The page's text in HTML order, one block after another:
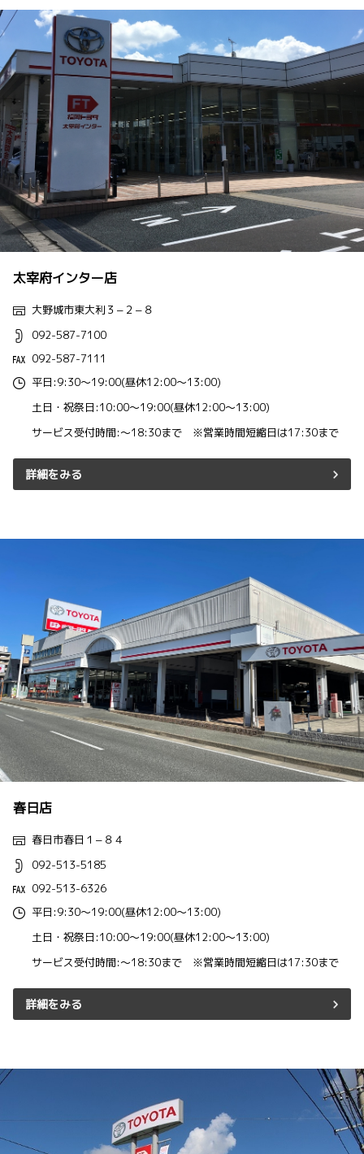
太宰府インター店
大野城市東大利３−２−８
092-587-7100
092-587-7111
平日:9:30～19:00(昼休12:00～13:00)
土日・祝祭日:10:00～19:00(昼休12:00～13:00)
サービス受付時間:～18:30まで ※営業時間短縮日は17:30まで
詳細をみる
春日店
春日市春日１−８４
092-513-5185
092-513-6326
平日:9:30～19:00(昼休12:00～13:00)
土日・祝祭日:10:00～19:00(昼休12:00～13:00)
サービス受付時間:～18:30まで ※営業時間短縮日は17:30まで
詳細をみる